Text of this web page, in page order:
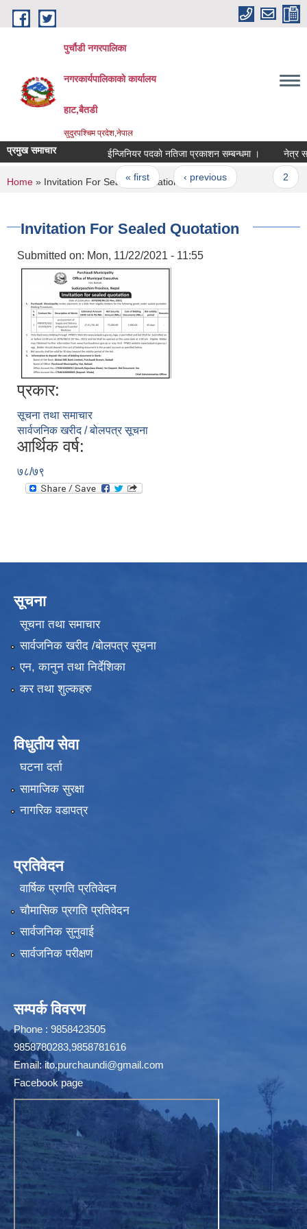
Skip to main content
पुर्चौडी नगरपालिका
नगरकार्यपालिकाकाे कार्यालय
हाट,बैतडी
सुदुरपश्चिम प्रदेश,नेपाल
प्रमुख समाचार ईन्जिनियर पदकाे नतिजा प्रकाशन सम्बन्धमा । नेत्र
Pages
« first ‹ previous
You are here
Home » Invitation For Sealed Quotation
Invitation For Sealed Quotation
Submitted on: Mon, 11/22/2021 - 11:55
प्रकार:
सूचना तथा समाचार
सार्वजनिक खरीद / बोलपत्र सूचना
आर्थिक वर्ष:
७८/७९
सूचना
सूचना तथा समाचार
सार्वजनिक खरीद /बोलपत्र सूचना
एन, कानुन तथा निर्देशिका
कर तथा शुल्कहरु
विधुतीय सेवा
घटना दर्ता
सामाजिक सुरक्षा
नागरिक वडापत्र
प्रतिवेदन
वार्षिक प्रगति प्रतिवेदन
चौमासिक प्रगति प्रतिवेदन
सार्वजनिक सुनुवाई
सार्वजनिक परीक्षण
सम्पर्क विवरण
Phone : 9858423505
9858780283,9858781616
Email:ito.purchaundi@gmail.com
Facebook page